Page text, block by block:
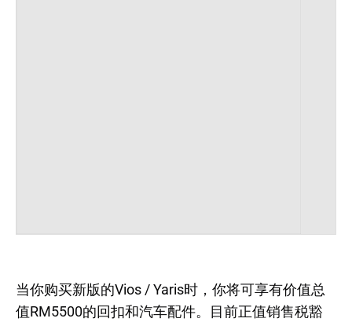
当你购买新版的Vios / Yaris时，你将可享有价值总
值RM5500的回扣和汽车配件。目前正值销售税豁